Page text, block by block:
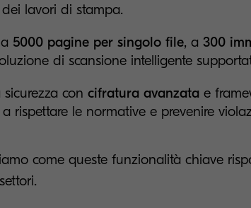
dei lavori di stampa.
5000 pagine per singolo file, a 300
di scansione intelligente
con cifratura avanzata e
rispettare le normative e prevenire
come queste funzionalità chiave